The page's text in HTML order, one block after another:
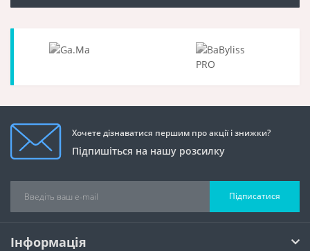
Хочете дізнаватися першим про акції і знижки?
Підпишіться на нашу розсилку
Підписатися
Інформація